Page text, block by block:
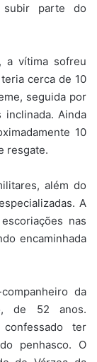
subir parte do
a vítima sofreu
cerca de 10
seguida por
Ainda
10
resgate.
além do
A
nas
encaminhada
da
de 52 anos.
ter
penhasco. O